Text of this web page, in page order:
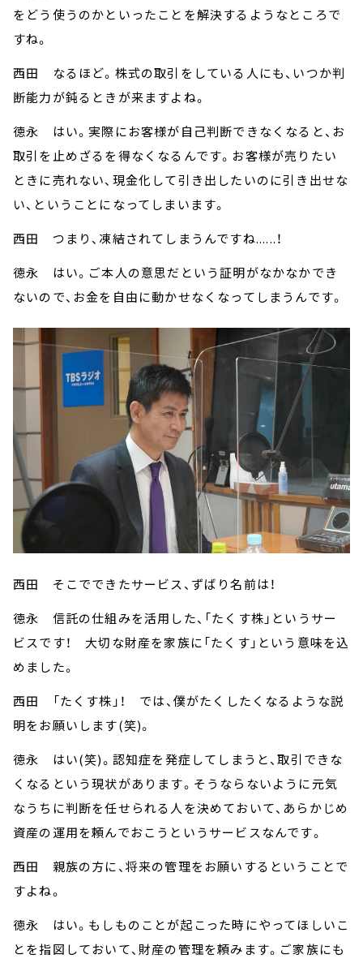
をどう使うのかといったことを解決するようなところで
すね。
西田 なるほど。株式の取引をしている人にも、いつか判
断能力が鈍るときが来ますよね。
徳永 はい。実際にお客様が自己判断できなくなると、お
取引を止めざるを得なくなるんです。お客様が売りたい
ときに売れない、現金化して引き出したいのに引き出せな
い、ということになってしまいます。
西田 つまり、凍結されてしまうんですね......！
徳永 はい。ご本人の意思だという証明がなかなかでき
ないので、お金を自由に動かせなくなってしまうんです。
西田 そこでできたサービス、ずばり名前は！
徳永 信託の仕組みを活用した、「たくす株」というサー
ビスです！ 大切な財産を家族に「たくす」という意味を込
めました。
西田 「たくす株」！ では、僕がたくしたくなるような説
明をお願いします(笑)。
徳永 はい(笑)。認知症を発症してしまうと、取引できな
くなるという現状があります。そうならないように元気
なうちに判断を任せられる人を決めておいて、あらかじめ
資産の運用を頼んでおこうというサービスなんです。
西田 親族の方に、将来の管理をお願いするということで
すよね。
徳永 はい。もしものことが起こった時にやってほしいこ
とを指図しておいて、財産の管理を頼みます。ご家族にも